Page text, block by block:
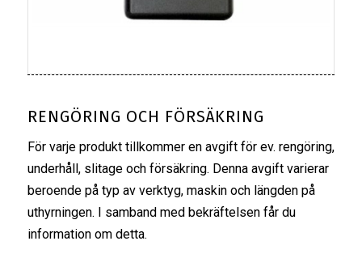
RENGÖRING OCH FÖRSÄKRING
För varje produkt tillkommer en avgift för ev. rengöring,
underhåll, slitage och försäkring. Denna avgift varierar
beroende på typ av verktyg, maskin och längden på
uthyrningen. I samband med bekräftelsen får du
information om detta.